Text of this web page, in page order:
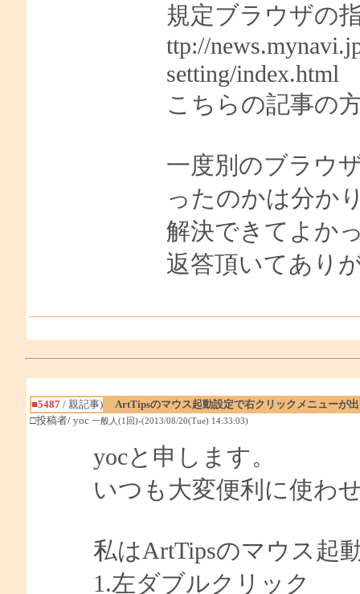
規定ブラウザの
ttp://
setting/index.html
こちらの記事の
一度別のブラウ
ったのかは分か
解決できてよか
返答頂いてあり
■5487/ 親記事)
ArtTipsのマウス起動設定で右クリックメニューが
□投稿者/ yoc 一般人(1回)-(2013/08/20(Tue) 14:33:03)
yocと申します。
いつも大変便利に使わ
私はArtTipsのマウス起
1.左ダブルクリック